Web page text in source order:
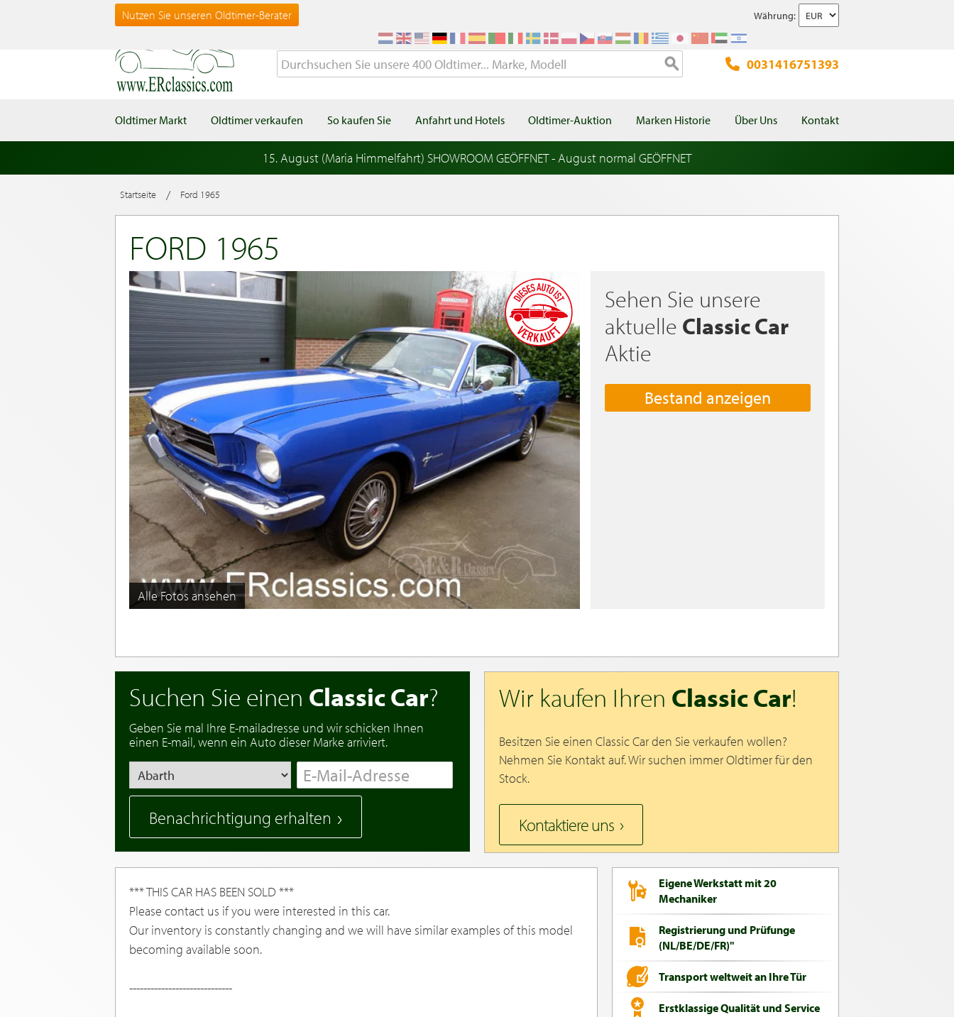
Nutzen Sie unseren Oldtimer-Berater Währung:
0031416751393
Oldtimer Markt Oldtimer verkaufen So kaufen Sie Anfahrt und Hotels Oldtimer-Auktion Marken Historie Über Uns Kontakt
15. August (Maria Himmelfahrt) SHOWROOM GEÖFFNET - August normal GEÖFFNET
Startseite / Ford 1965
FORD 1965
Alle Fotos ansehen
Sehen Sie unsere
aktuelle Classic Car
Aktie
Bestand anzeigen
Suchen Sie einen Classic Car?
Geben Sie mal Ihre E-mailadresse und wir schicken Ihnen
einen E-mail, wenn ein Auto dieser Marke arriviert.
Benachrichtigung erhalten
Wir kaufen Ihren Classic Car!
Besitzen Sie einen Classic Car den Sie verkaufen wollen?
Nehmen Sie Kontakt auf. Wir suchen immer Oldtimer für den
Stock.
Kontaktiere uns
*** THIS CAR HAS BEEN SOLD ***
Please contact us if you were interested in this car.
Our inventory is constantly changing and we will have similar examples of this model
becoming available soon.
-----------------------------
Eigene Werkstatt mit 20
Mechaniker
Registrierung und Prüfunge
(NL/BE/DE/FR)"
Transport weltweit an Ihre Tür
Erstklassige Qualität und Service